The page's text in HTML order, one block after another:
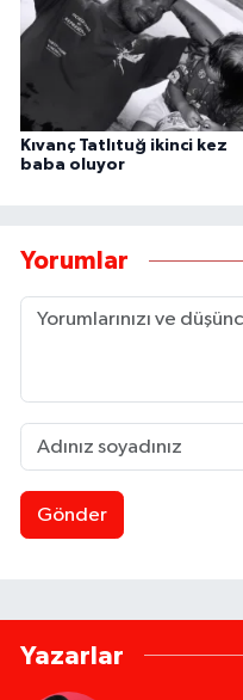
Kıvanç Tatlıtuğ ikinci kez
baba oluyor
Yorumlar
Gönder
Yazarlar